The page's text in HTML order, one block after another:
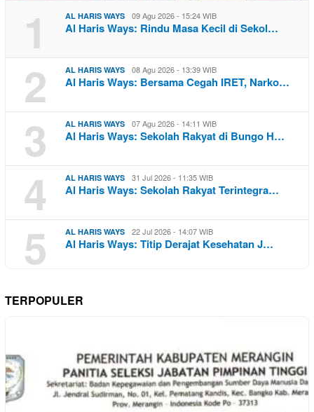
1 AL HARIS WAYS 09 Agu 2026 - 15:24 WIB
Al Haris Ways: Rindu Masa Kecil di Sekol…
2 AL HARIS WAYS 08 Agu 2026 - 13:39 WIB
Al Haris Ways: Bersama Cegah IRET, Narko…
3 AL HARIS WAYS 07 Agu 2026 - 14:11 WIB
Al Haris Ways: Sekolah Rakyat di Bungo H…
4 AL HARIS WAYS 31 Jul 2026 - 11:35 WIB
Al Haris Ways: Sekolah Rakyat Terintegra…
5 AL HARIS WAYS 22 Jul 2026 - 14:07 WIB
Al Haris Ways: Titip Derajat Kesehatan J…
TERPOPULER